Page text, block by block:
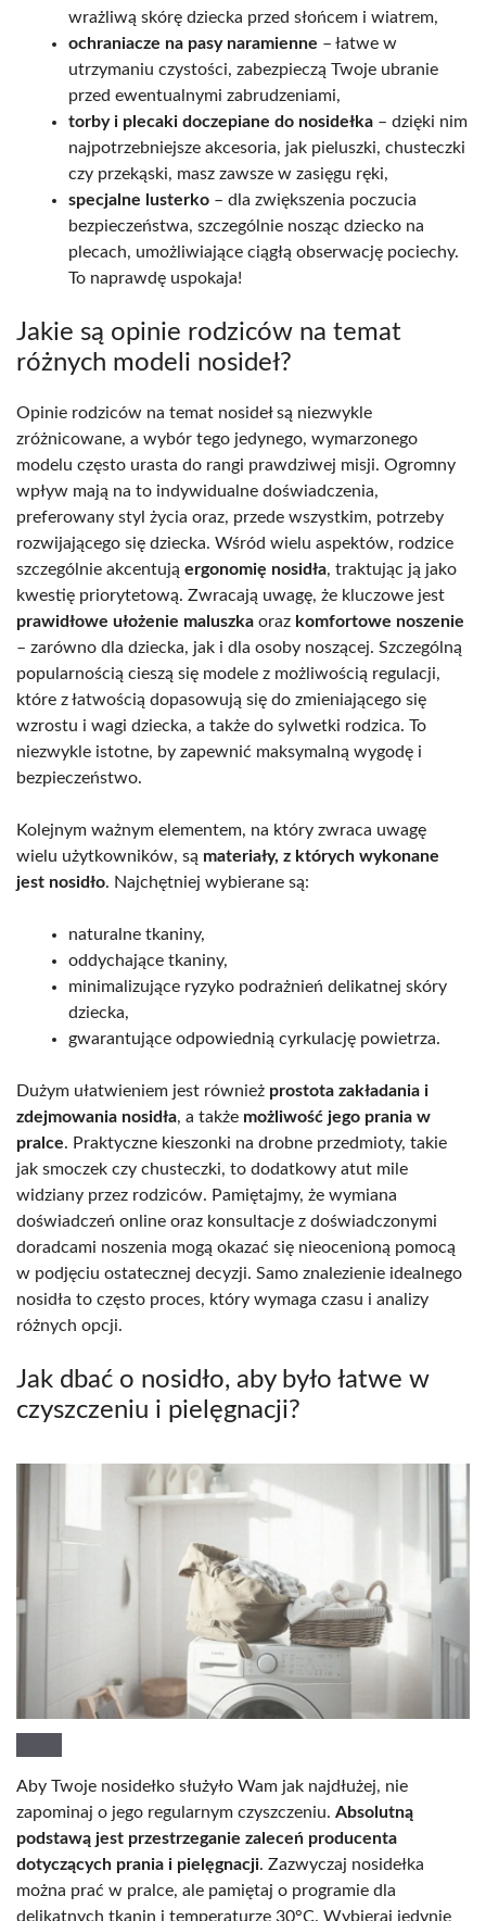
wrażliwą skórę dziecka przed słońcem i wiatrem,
ochraniacze na pasy naramienne – łatwe w
utrzymaniu czystości, zabezpieczą Twoje ubranie
przed ewentualnymi zabrudzeniami,
torby i plecaki doczepiane do nosidełka – dzięki nim
najpotrzebniejsze akcesoria, jak pieluszki, chusteczki
czy przekąski, masz zawsze w zasięgu ręki,
specjalne lusterko – dla zwiększenia poczucia
bezpieczeństwa, szczególnie nosząc dziecko na
plecach, umożliwiające ciągłą obserwację pociechy.
To naprawdę uspokaja!
Jakie są opinie rodziców na temat
różnych modeli nosideł?
Opinie rodziców na temat nosideł są niezwykle
zróżnicowane, a wybór tego jedynego, wymarzonego
modelu często urasta do rangi prawdziwej misji. Ogromny
wpływ mają na to indywidualne doświadczenia,
preferowany styl życia oraz, przede wszystkim, potrzeby
rozwijającego się dziecka. Wśród wielu aspektów, rodzice
szczególnie akcentują ergonomię nosidła, traktując ją jako
kwestię priorytetową. Zwracają uwagę, że kluczowe jest
prawidłowe ułożenie maluszka oraz komfortowe noszenie
– zarówno dla dziecka, jak i dla osoby noszącej. Szczególną
popularnością cieszą się modele z możliwością regulacji,
które z łatwością dopasowują się do zmieniającego się
wzrostu i wagi dziecka, a także do sylwetki rodzica. To
niezwykle istotne, by zapewnić maksymalną wygodę i
bezpieczeństwo.
Kolejnym ważnym elementem, na który zwraca uwagę
wielu użytkowników, są materiały, z których wykonane
jest nosidło. Najchętniej wybierane są:
naturalne tkaniny,
oddychające tkaniny,
minimalizujące ryzyko podrażnień delikatnej skóry
dziecka,
gwarantujące odpowiednią cyrkulację powietrza.
Dużym ułatwieniem jest również prostota zakładania i
zdejmowania nosidła, a także możliwość jego prania w
pralce. Praktyczne kieszonki na drobne przedmioty, takie
jak smoczek czy chusteczki, to dodatkowy atut mile
widziany przez rodziców. Pamiętajmy, że wymiana
doświadczeń online oraz konsultacje z doświadczonymi
doradcami noszenia mogą okazać się nieocenioną pomocą
w podjęciu ostatecznej decyzji. Samo znalezienie idealnego
nosidła to często proces, który wymaga czasu i analizy
różnych opcji.
Jak dbać o nosidło, aby było łatwe w
czyszczeniu i pielęgnacji?
Aby Twoje nosidełko służyło Wam jak najdłużej, nie
zapominaj o jego regularnym czyszczeniu. Absolutną
podstawą jest przestrzeganie zaleceń producenta
dotyczących prania i pielęgnacji. Zazwyczaj nosidełka
można prać w pralce, ale pamiętaj o programie dla
delikatnych tkanin i temperaturze 30°C. Wybieraj jedynie